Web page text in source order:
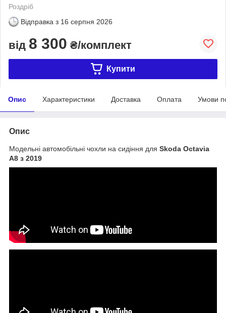
Роздріб
Відправка з 16 серпня 2026
від 8 300 ₴/комплект
Купити
Опис Характеристики Доставка Оплата Умови
Опис
Модельні автомобільні чохли на сидіння для Skoda Octavia
A8 з 2019